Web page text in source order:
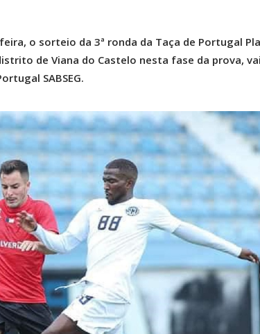
o sorteio da 3ª ronda da Taça de Portugal
de Viana do Castelo nesta fase da prova,
SABSEG.